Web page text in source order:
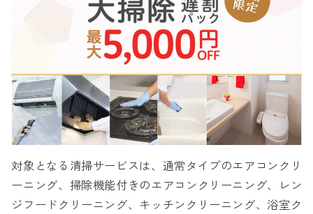
対象となる清掃サービスは、通常タイプのエアコンクリ
ーニング、掃除機能付きのエアコンクリーニング、レン
ジフードクリーニング、キッチンクリーニング、浴室ク